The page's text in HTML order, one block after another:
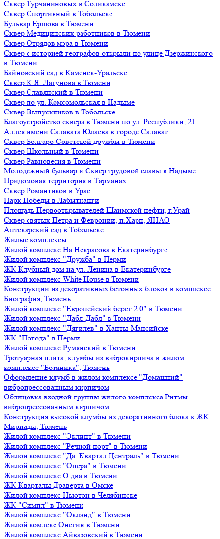
Сквер Турчаниновых в Соликамске
Сквер Спортивный в Тобольске
Бульвар Ершова в Тюмени
Сквер Медицинских работников в Тюмени
Сквер Отрядов мэра в Тюмени
Сквер с историей географов открыли по улице Дзержинского
в Тюмени
Байновский сад в Каменск-Уральске
Сквер К.Я. Лагунова в Тюмени
Сквер Славянский в Тюмени
Сквер по ул. Комсомольская в Надыме
Сквер Выпускников в Тобольске
Благоустройство сквера в Тюмени по ул. Республики, 21
Аллея имени Салавата Юлаева в городе Салават
Сквер Болгаро-Советской дружбы в Тюмени
Сквер Школьный в Тюмени
Сквер Равновесия в Тюмени
Молодежный бульвар и Сквер трудовой славы в Надыме
Придомовая территория в Тарманах
Сквер Романтиков в Урае
Парк Победы в Лабытнанги
Площадь Первооткрывателей Шаимской нефти, г.Урай
Сквер святых Петра и Февронии, п.Харп, ЯНАО
Аптекарский сад в Тобольске
Жилые комплексы
Жилой комплекс На Некрасова в Екатеринбурге
Жилой комплекс "Дружба" в Перми
ЖК Клубный дом на ул. Ленина в Екатеринбурге
Жилой комплекс White House в Тюмени
Конструкции из декоративных бетонных блоков в комплексе
Биография, Тюмень
Жилой комплекс "Европейский берег 2.0" в Тюмени
Жилой комплекс "Дабл-Дабл" в Тюмени
Жилой комплекс "Дягилев" в Ханты-Мансийске
ЖК "Погода" в Перми
Жилой комплекс Румянский в Тюмени
Тротуарная плита, клумбы из виброкирпича в жилом
комплексе "Ботаника", Тюмень
Оформление клумб в жилом комплексе "Домашний"
вибропрессованным кирпичом
Облицовка входной группы жилого комплекса Ритмы
вибропрессованным кирпичом
Конструкция высокой клумбы из декоративного блока в ЖК
Мириады, Тюмень
Жилой комплекс "Эклипт" в Тюмени
Жилой комплекс "Речной порт" в Тюмени
Жилой комплекс "Да. Квартал Централь" в Тюмени
Жилой комплекс "Опера" в Тюмени
Жилой комплекс О два в Тюмени
ЖК Кварталы Драверта в Омске
Жилой комплекс Ньютон в Челябинске
ЖК "Симпл" в Тюмени
Жилой комплекс "Оклэнд" в Тюмени
Жилой комлекс Онегин в Тюмени
Жилой комплекс Айвазовский в Тюмени